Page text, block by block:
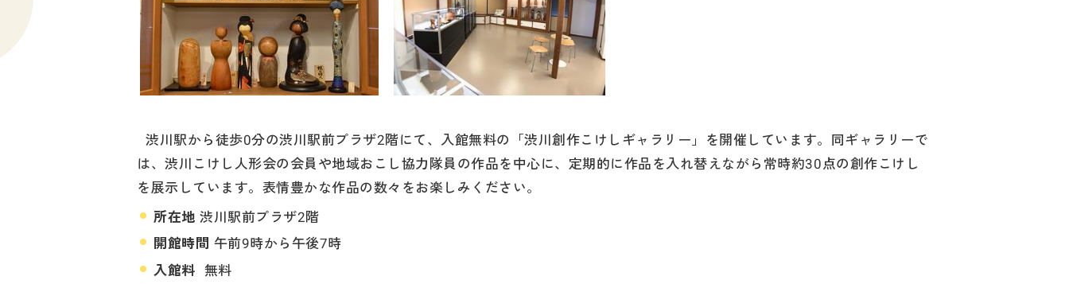
渋川駅から徒歩0分の渋川駅前プラザ2階にて、入館無料の「渋川創作こけしギャラリー」を開催しています。同ギャラリーで
は、渋川こけし人形会の会員や地域おこし協力隊員の作品を中心に、定期的に作品を入れ替えながら常時約30点の創作こけし
を展示しています。表情豊かな作品の数々をお楽しみください。
所在地 渋川駅前プラザ2階
開館時間 午前9時から午後7時
入館料 無料